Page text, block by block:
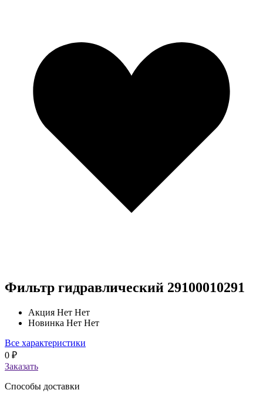
Фильтр гидравлический 29100010291
Акция Нет Нет
Новинка Нет Нет
Все характеристики
0 ₽
Заказать
Способы доставки